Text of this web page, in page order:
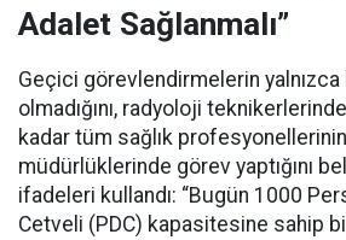
Adalet Sağlanmalı”
Geçici görevlendirmelerin yalnızca
olmadığını, radyoloji
kadar tüm sağlık
müdürlüklerinde görev yaptığını
ifadeleri kullandı: “Bugün 1000
Cetveli (PDC) kapasitesine sahip